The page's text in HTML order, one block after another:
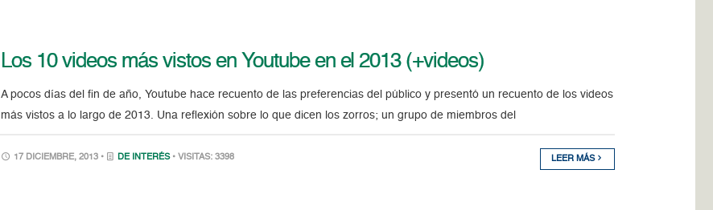
Los 10 videos más vistos en Youtube en el 2013 (+videos)
A pocos días del fin de año, Youtube hace recuento de las preferencias del público y presentó un recuento de los videos
más vistos a lo largo de 2013. Una reflexión sobre lo que dicen los zorros; un grupo de miembros del
17 DICIEMBRE, 2013 • DE INTERÉS • VISITAS: 3398 LEER MÁS